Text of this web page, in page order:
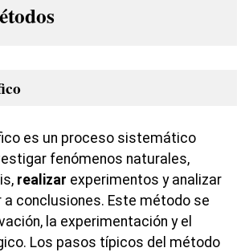
es un proceso sistemático
fenómenos naturales,
realizar experimentos y analizar
a conclusiones. Este método se
la experimentación y el
Los pasos típicos del método